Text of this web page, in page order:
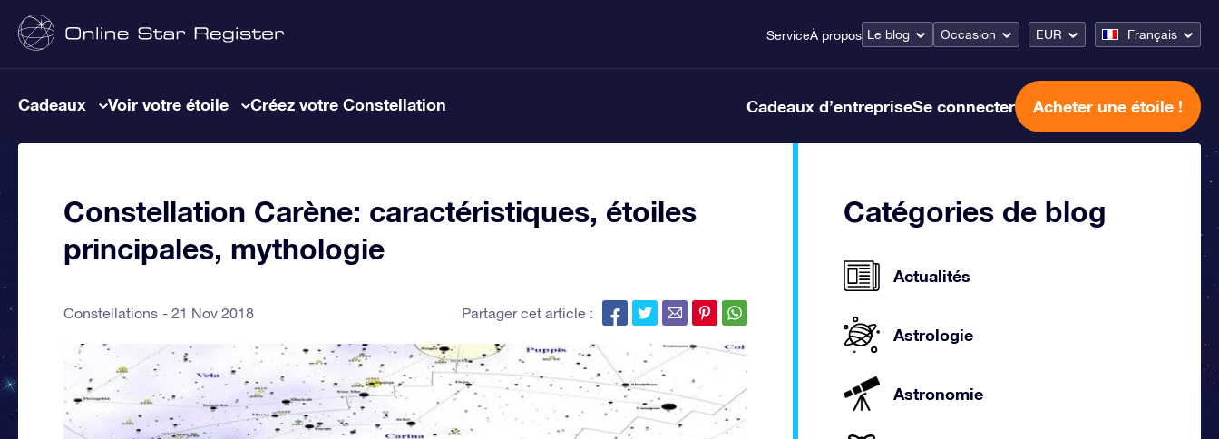
ServiceÀ propos Le blog Occasion EUR Français
Cadeaux Voir votre étoile Créez votre Constellation Cadeaux d’entrepriseSe connecter Acheter une étoile !
Constellation Carène: caractéristiques, étoiles
principales, mythologie
Constellations 21 Nov 2018 Partager cet article :
Catégories de blog
Actualités
Astrologie
Astronomie